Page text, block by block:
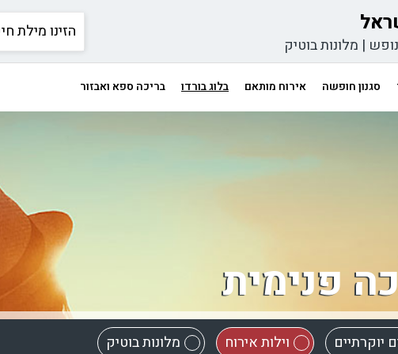
| מלונות בוטיק
סגנון חופשה אירוח מותאם בלוג בורדו בריכה ספא ואבזור
פנימית
יוקרתיים וילות אירוח מלונות בוטיק